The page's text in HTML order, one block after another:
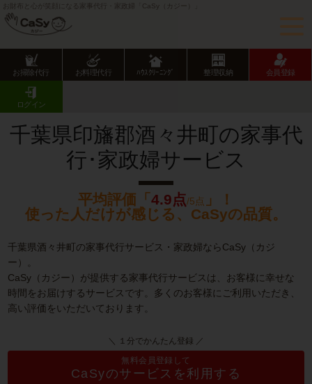
お財布と心が笑顔になる家事代行・家政婦「CaSy（カジー）」
お掃除代行 お料理代行 ﾊｳｽｸﾘｰﾆﾝｸﾞ 整理収納 会員登録
ログイン
CaSy TOP
酒々井町の家事代行･家政婦サービス
千葉県印旛郡酒々井町の家事代
行･家政婦サービス
平均評価「 4.9点/5点
」！
使った人だけが感じる、CaSyの品質。
千葉県酒々井町の家事代行サービス・家政婦ならCaSy（カジ
ー）。
CaSy（カジー）が提供する家事代行サービスは、お客様に幸せな
時間をお届けするサービスです。多くのお客様にご利用いただき、
高い評価をいただいております。
＼ １分でかんたん登録 ／
無料会員登録して
CaSyのサービスを利用する